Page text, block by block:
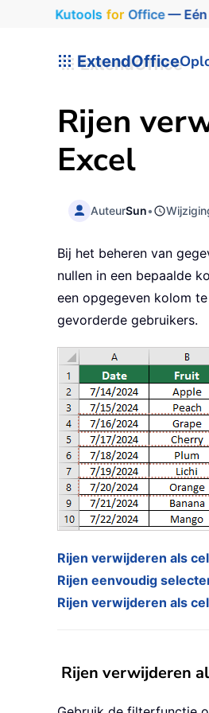
Kutools for Office— Eén
ExtendOffice
Rijen
Excel
AuteurSun•
Bij het beheren van
nullen in een bepaalde
een opgegeven kolom
gevorderde gebruikers.
Rijen verwijderen als
Rijen eenvoudig
Rijen verwijderen als
Rijen verwijderen